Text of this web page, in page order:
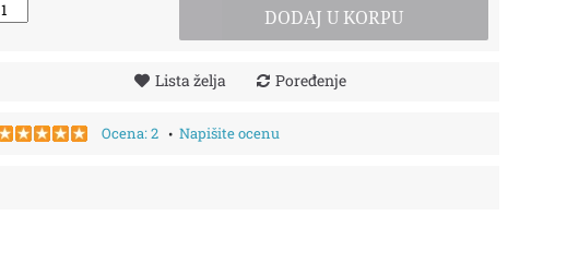
DODAJ U KORPU
Lista želja Poređenje
Ocena: 2 • Napišite ocenu